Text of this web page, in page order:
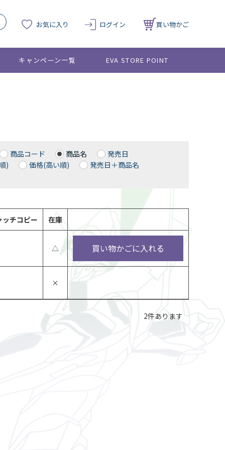
お気に入り ログイン 買い物かご
キャンペーン一覧 EVA STORE POINT
商品コード 商品名
発売日
)
価格(高い順) 発売日＋商品名
ッチコピー 在庫
△ 買い物かごに入れる
×
2件あります